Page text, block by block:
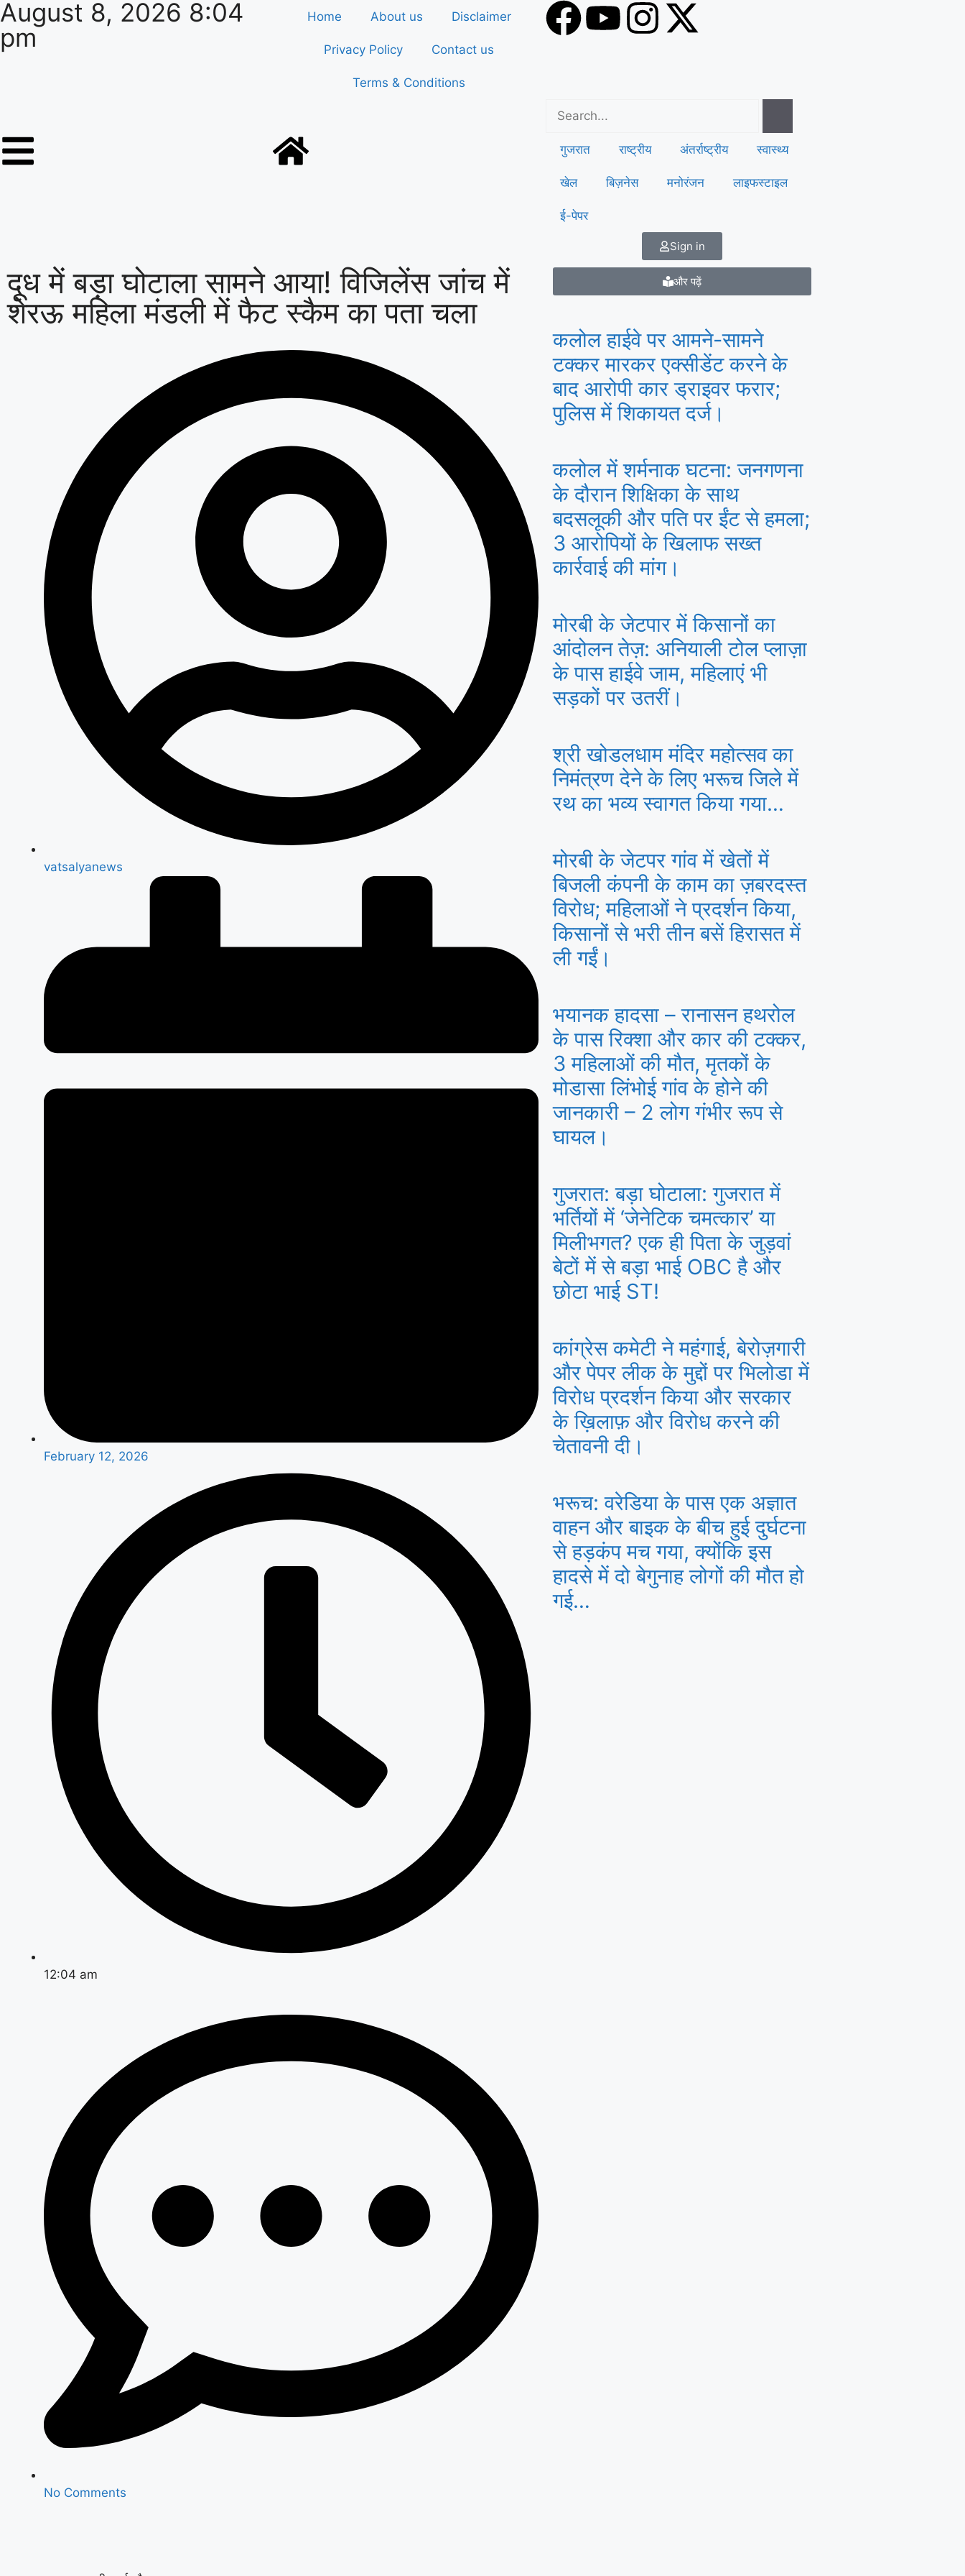
August 8, 2026 8:04
pm
Home About us Disclaimer
Privacy Policy Contact us
Terms & Conditions
गुजरात राष्ट्रीय अंतर्राष्ट्रीय स्वास्थ्य
खेल बिज़नेस मनोरंजन लाइफस्टाइल
ई-पेपर
Sign in
दूध में बड़ा घोटाला सामने आया! विजिलेंस जांच में
शेरऊ महिला मंडली में फैट स्कैम का पता चला
vatsalyanews
February 12, 2026
12:04 am
No Comments
और पढ़ें
कलोल हाईवे पर आमने-सामने
टक्कर मारकर एक्सीडेंट करने के
बाद आरोपी कार ड्राइवर फरार;
पुलिस में शिकायत दर्ज।
कलोल में शर्मनाक घटना: जनगणना
के दौरान शिक्षिका के साथ
बदसलूकी और पति पर ईंट से हमला;
3 आरोपियों के खिलाफ सख्त
कार्रवाई की मांग।
मोरबी के जेटपार में किसानों का
आंदोलन तेज़: अनियाली टोल प्लाज़ा
के पास हाईवे जाम, महिलाएं भी
सड़कों पर उतरीं।
श्री खोडलधाम मंदिर महोत्सव का
निमंत्रण देने के लिए भरूच जिले में
रथ का भव्य स्वागत किया गया…
मोरबी के जेटपर गांव में खेतों में
बिजली कंपनी के काम का ज़बरदस्त
विरोध; महिलाओं ने प्रदर्शन किया,
किसानों से भरी तीन बसें हिरासत में
ली गईं।
भयानक हादसा – रानासन हथरोल
के पास रिक्शा और कार की टक्कर,
3 महिलाओं की मौत, मृतकों के
मोडासा लिंभोई गांव के होने की
जानकारी – 2 लोग गंभीर रूप से
घायल।
गुजरात: बड़ा घोटाला: गुजरात में
भर्तियों में ‘जेनेटिक चमत्कार’ या
मिलीभगत? एक ही पिता के जुड़वां
बेटों में से बड़ा भाई OBC है और
छोटा भाई ST!
कांग्रेस कमेटी ने महंगाई, बेरोज़गारी
और पेपर लीक के मुद्दों पर भिलोडा में
विरोध प्रदर्शन किया और सरकार
के ख़िलाफ़ और विरोध करने की
चेतावनी दी।
भरूच: वरेडिया के पास एक अज्ञात
वाहन और बाइक के बीच हुई दुर्घटना
से हड़कंप मच गया, क्योंकि इस
हादसे में दो बेगुनाह लोगों की मौत हो
गई…